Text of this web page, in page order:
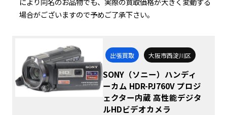
場合がございますので予めご了承下さい。
出張買取 大阪市西淀川区
SONY（ソニー）ハンディ
ーカム HDR-PJ760V プロジ
ェクター内蔵 高性能デジタ
ルHDビデオカメラ